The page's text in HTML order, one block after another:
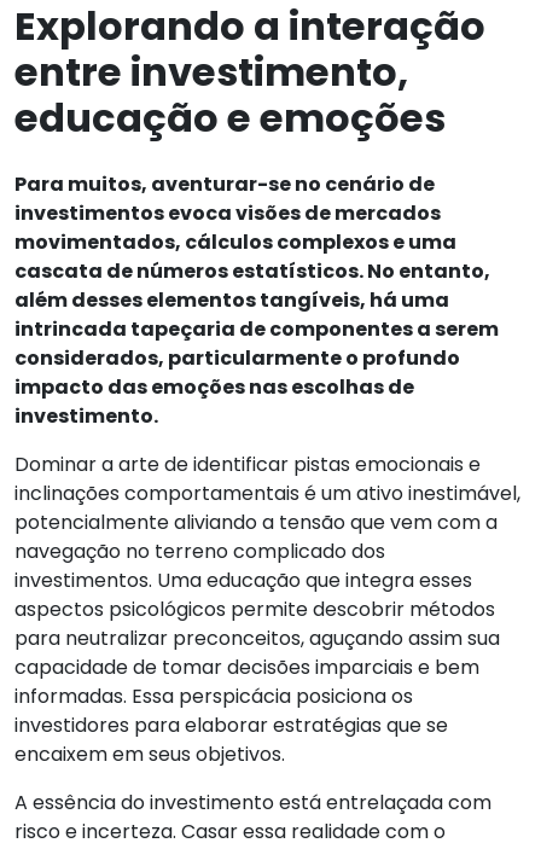
Explorando a interação
entre investimento,
educação e emoções
Para muitos, aventurar-se no cenário de
investimentos evoca visões de mercados
movimentados, cálculos complexos e uma
cascata de números estatísticos. No entanto,
além desses elementos tangíveis, há uma
intrincada tapeçaria de componentes a serem
considerados, particularmente o profundo
impacto das emoções nas escolhas de
investimento.
Dominar a arte de identificar pistas emocionais e
inclinações comportamentais é um ativo inestimável,
potencialmente aliviando a tensão que vem com a
navegação no terreno complicado dos
investimentos. Uma educação que integra esses
aspectos psicológicos permite descobrir métodos
para neutralizar preconceitos, aguçando assim sua
capacidade de tomar decisões imparciais e bem
informadas. Essa perspicácia posiciona os
investidores para elaborar estratégias que se
encaixem em seus objetivos.
A essência do investimento está entrelaçada com
risco e incerteza. Casar essa realidade com o